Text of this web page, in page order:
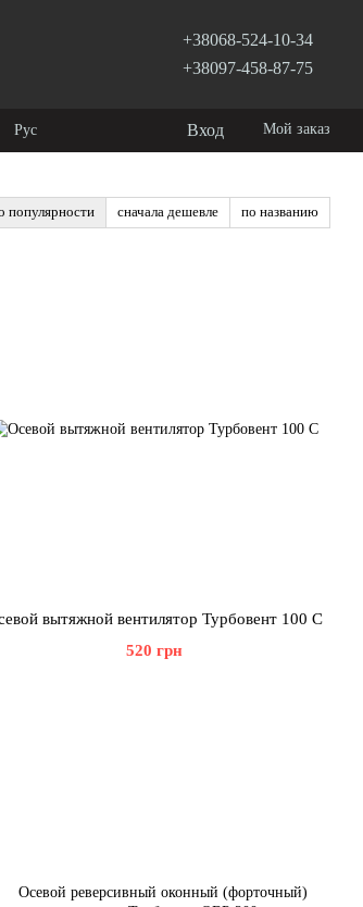
+38068-524-10-34
+38097-458-87-75
Рус Вход Мой заказ
популярности сначала дешевле по названию
вытяжной вентилятор Турбовент 100 С
520 грн